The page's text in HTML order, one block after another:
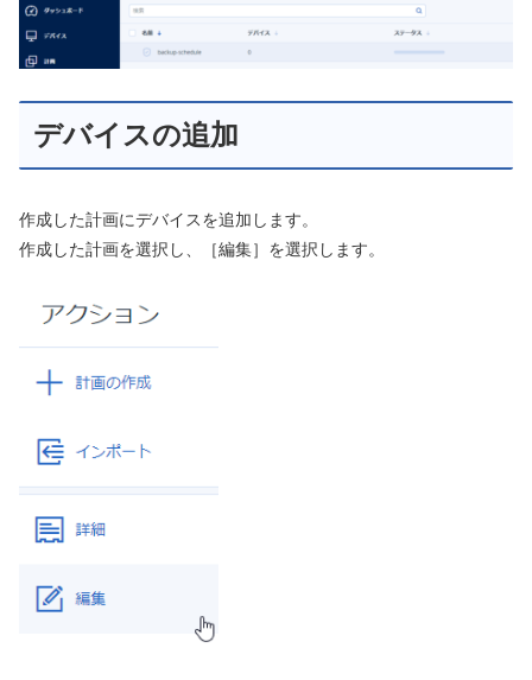
デバイスの追加
作成した計画にデバイスを追加します。
作成した計画を選択し、［編集］を選択します。